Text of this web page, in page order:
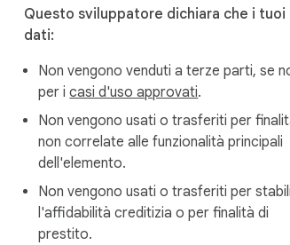
Questo sviluppatore dichiara che i tuoi
dati:
Non vengono venduti a terze parti, se
per icasi d'uso approvati.
Non vengono usati o trasferiti per
non correlate alle funzionalità principali
dell'elemento.
Non vengono usati o trasferiti per
l'affidabilità creditizia o per finalità di
prestito.